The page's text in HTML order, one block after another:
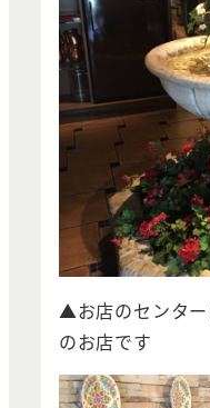
▲お店のセンター
のお店です